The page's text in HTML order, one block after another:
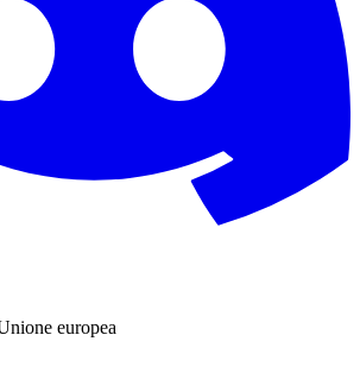
europea